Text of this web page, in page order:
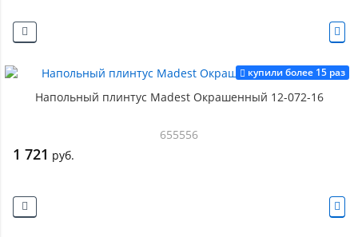
купили более 15 раз
Напольный плинтус Madest Окрашенный 12-072-16
655556
1 721 руб.